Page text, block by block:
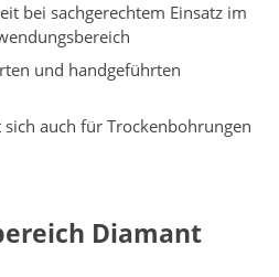
bei sachgerechtem Einsatz im
und handgeführten
auch für Trockenbohrungen
Diamant